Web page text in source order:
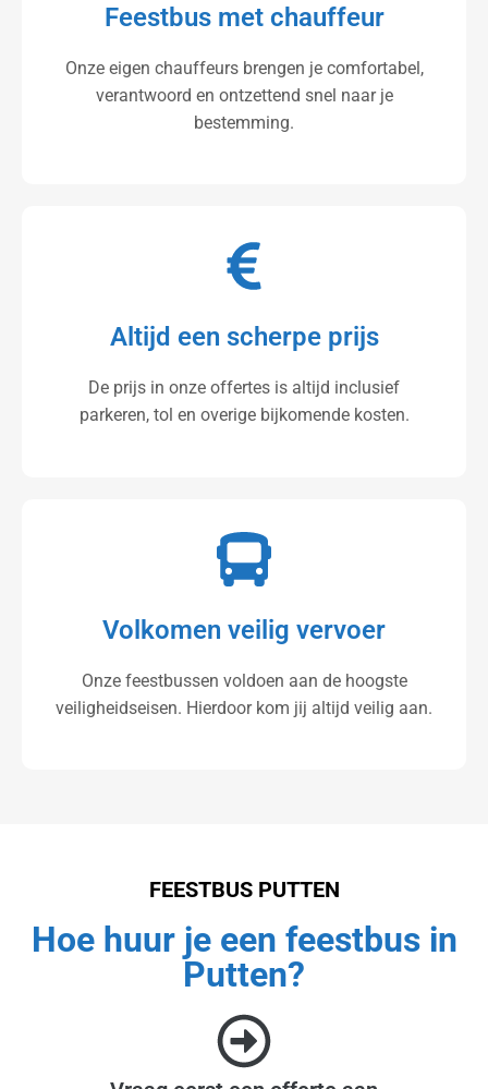
Feestbus met chauffeur
Onze eigen chauffeurs brengen je comfortabel,
verantwoord en ontzettend snel naar je
bestemming.
Altijd een scherpe prijs
De prijs in onze offertes is altijd inclusief
parkeren, tol en overige bijkomende kosten.
Volkomen veilig vervoer
Onze feestbussen voldoen aan de hoogste
veiligheidseisen. Hierdoor kom jij altijd veilig aan.
FEESTBUS PUTTEN
Hoe huur je een feestbus in
Putten?